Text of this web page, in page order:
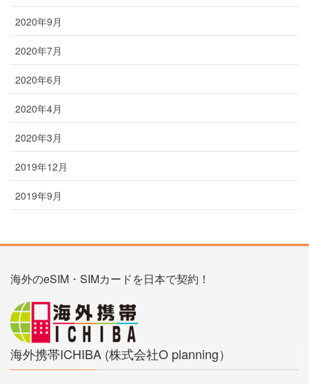
2020年9月
2020年7月
2020年6月
2020年4月
2020年3月
2019年12月
2019年9月
海外のeSIM・SIMカードを日本で契約！
海外携帯ICHIBA (株式会社O planning）